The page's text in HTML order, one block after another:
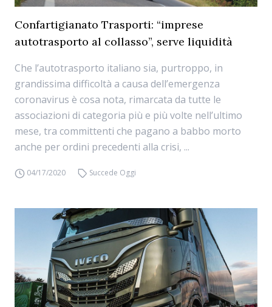
Confartigianato Trasporti: “imprese
autotrasporto al collasso”, serve liquidità
Che l’autotrasporto italiano sia, purtroppo, in
grandissima difficoltà a causa dell’emergenza
coronavirus è cosa nota, rimarcata da tutte le
associazioni di categoria più e più volte nell’ultimo
mese, tra committenti che pagano a babbo morto
anche per ordini precedenti alla crisi, ...
04/17/2020 Succede Oggi